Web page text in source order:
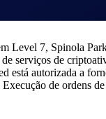
Level 7, Spinola
serviços de
autorizada a
de ordens